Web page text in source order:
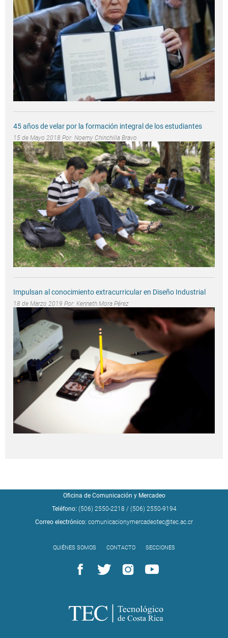
45 años de velar por la formación integral de los estudiantes
15 de Mayo 2018 Por: Noemy Chinchilla Bravo
Impulsan al conocimiento extracurricular en Diseño Industrial
18 de Marzo 2019 Por: Kenneth Mora Pérez
Oficina de Comunicación y Mercadeo
Teléfono: (506) 2550-2218 / (506) 2550-9194
Correo electrónico: comunicacionymercadeotec@tec.ac.cr
QUIÉNES SOMOS CONTACTO SECCIONES